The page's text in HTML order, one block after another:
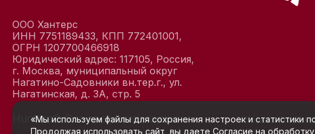
ООО Хантерс
ИНН 7751189433, КПП 772401001,
ОГРН 1207700466918
Юридический адрес: 117105, Россия,
г. Москва, муниципальный округ
Нагатино-Садовники вн.тер.г., ул.
Нагатинская, д. 3А, стр. 5
Hunters© Все права защищены Условия
«Мы используем файлы для сохранения настроек и статистики
Продолжая использовать сайт, вы даете Согласие на